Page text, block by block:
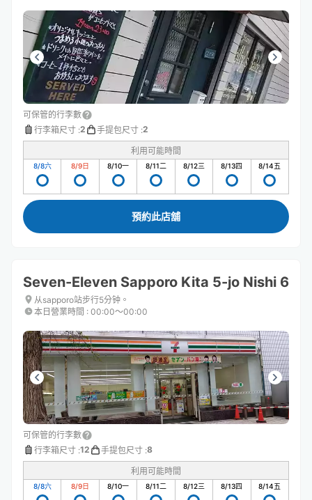
可保管的行李數
行李箱尺寸 :2 手提包尺寸 :2
利用可能時間
8/8六 8/9日 8/10一 8/11二 8/12三 8/13四 8/14五
預約此店舖
Seven-Eleven Sapporo Kita 5-jo Nishi 6
从sapporo站步行5分钟。
本日營業時間 : 00:00〜00:00
可保管的行李數
行李箱尺寸 :12 手提包尺寸 :8
利用可能時間
8/8六 8/9日 8/10一 8/11二 8/12三 8/13四 8/14五